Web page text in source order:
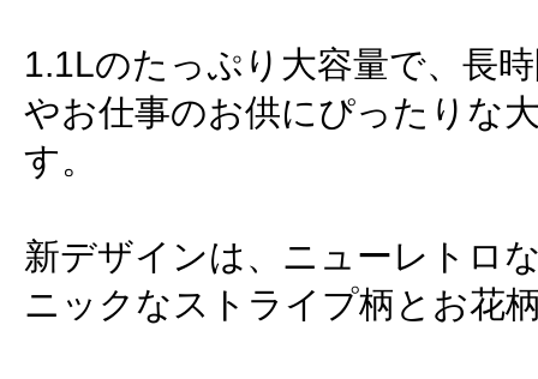
1.1Lのたっぷり大容量で、長
やお仕事のお供にぴったりな
す。
新デザインは、ニューレトロ
ニックなストライプ柄とお花